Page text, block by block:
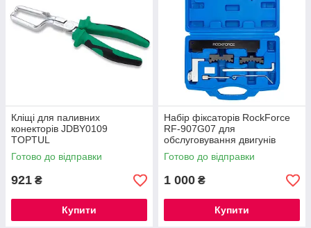
Кліщі для паливних
конекторів JDBY0109
TOPTUL
Готово до відправки
921 ₴
Купити
Набір фіксаторів RockForce
RF-907G07 для
обслуговування двигунів
Vauxhall/Opel, Chevrolet, Fiat,
Alfa Romeo 7 пр.(1.4, 1.6, 1.8)
Готово до відправки
1 000 ₴
Купити